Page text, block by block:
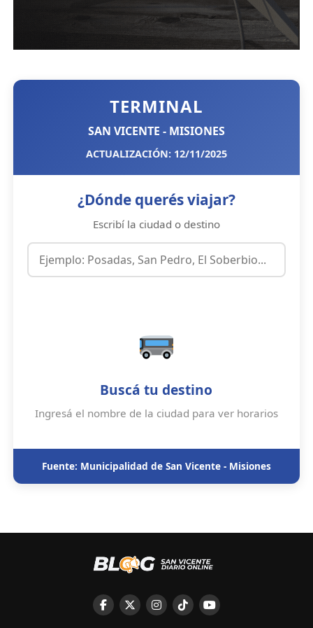
TERMINAL
SAN VICENTE - MISIONES
ACTUALIZACIÓN: 12/11/2025
¿Dónde querés viajar?
Escribí la ciudad o destino
Buscá tu destino
Ingresá el nombre de la ciudad para ver horarios
Fuente: Municipalidad de San Vicente - Misiones